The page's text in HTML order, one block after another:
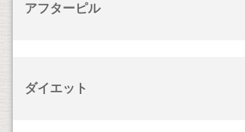
アフターピル
ダイエット